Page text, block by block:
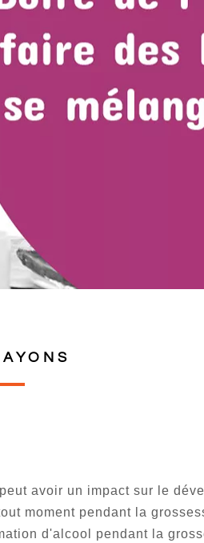
avoir un impact sur le
moment pendant la
d'alcool pendant la